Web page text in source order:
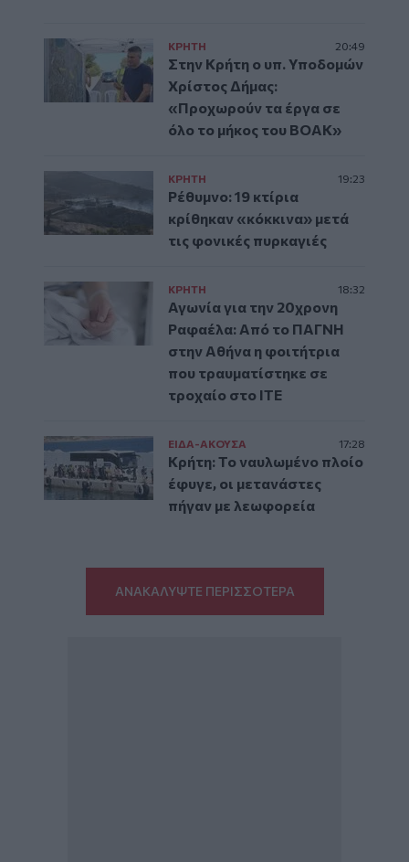
ΚΡΗΤΗ 20:49
Στην Κρήτη ο υπ. Υποδομών
Χρίστος Δήμας:
«Προχωρούν τα έργα σε
όλο το μήκος του ΒΟΑΚ»
ΚΡΗΤΗ 19:23
Ρέθυμνο: 19 κτίρια
κρίθηκαν «κόκκινα» μετά
τις φονικές πυρκαγιές
ΚΡΗΤΗ 18:32
Αγωνία για την 20χρονη
Ραφαέλα: Από το ΠΑΓΝΗ
στην Αθήνα η φοιτήτρια
που τραυματίστηκε σε
τροχαίο στο ΙΤΕ
ΕΙΔΑ-ΑΚΟΥΣΑ 17:28
Κρήτη: Το ναυλωμένο πλοίο
έφυγε, οι μετανάστες
πήγαν με λεωφορεία
ΑΝΑΚΑΛΥΨΤΕ ΠΕΡΙΣΣΟΤΕΡΑ